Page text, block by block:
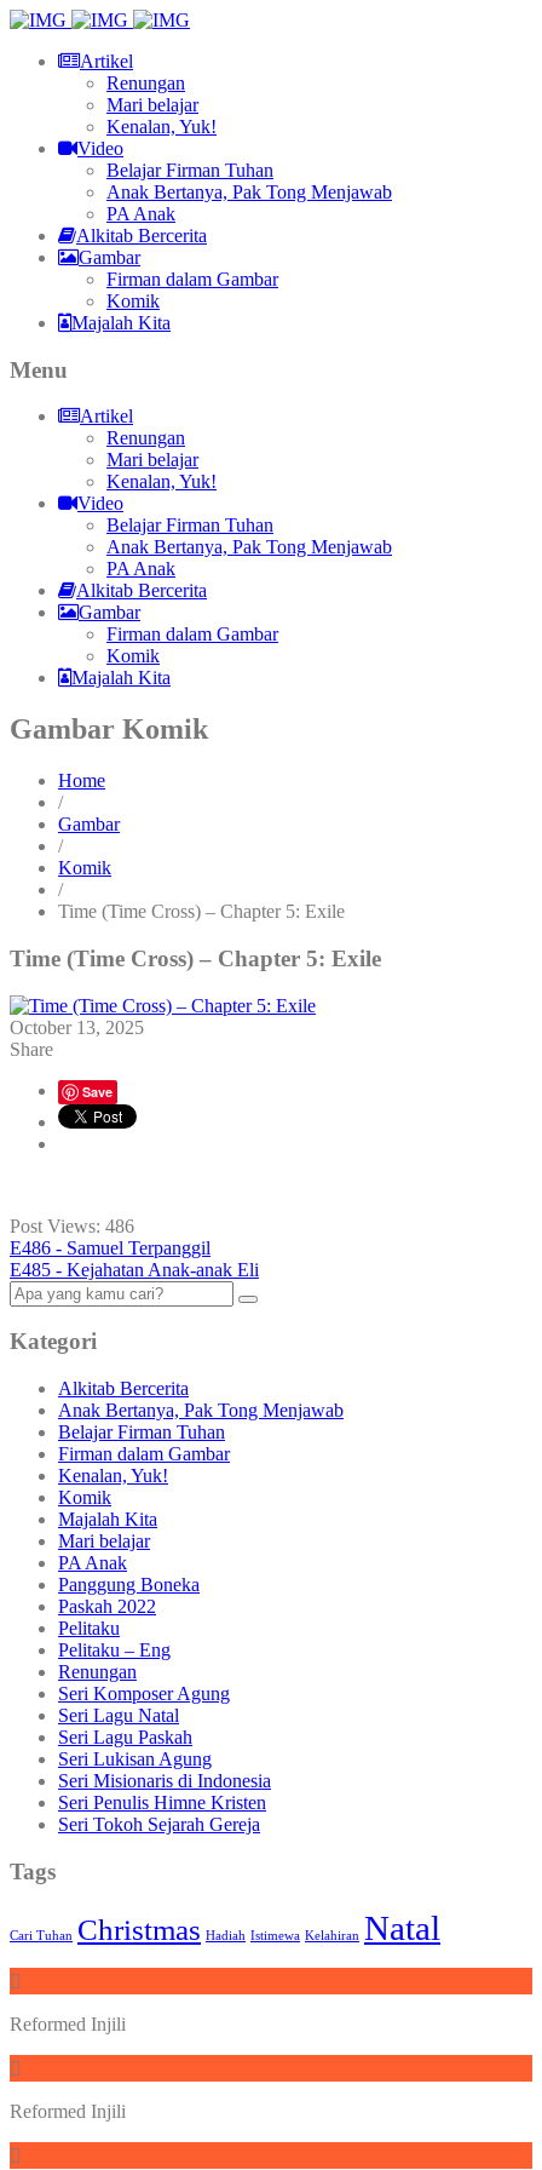
Artikel
Renungan
Mari belajar
Kenalan, Yuk!
Video
Belajar Firman Tuhan
Anak Bertanya, Pak Tong Menjawab
PA Anak
Alkitab Bercerita
Gambar
Firman dalam Gambar
Komik
Majalah Kita
Menu
Artikel
Renungan
Mari belajar
Kenalan, Yuk!
Video
Belajar Firman Tuhan
Anak Bertanya, Pak Tong Menjawab
PA Anak
Alkitab Bercerita
Gambar
Firman dalam Gambar
Komik
Majalah Kita
Gambar Komik
Home
/
Gambar
/
Komik
/
Time (Time Cross) – Chapter 5: Exile
Time (Time Cross) – Chapter 5: Exile
October 13, 2025
Share
Save
Post Views: 486
E486 - Samuel Terpanggil
E485 - Kejahatan Anak-anak Eli
Kategori
Alkitab Bercerita
Anak Bertanya, Pak Tong Menjawab
Belajar Firman Tuhan
Firman dalam Gambar
Kenalan, Yuk!
Komik
Majalah Kita
Mari belajar
PA Anak
Panggung Boneka
Paskah 2022
Pelitaku
Pelitaku – Eng
Renungan
Seri Komposer Agung
Seri Lagu Natal
Seri Lagu Paskah
Seri Lukisan Agung
Seri Misionaris di Indonesia
Seri Penulis Himne Kristen
Seri Tokoh Sejarah Gereja
Tags
Cari Tuhan Christmas Hadiah Istimewa Kelahiran Natal
Reformed Injili
Reformed Injili